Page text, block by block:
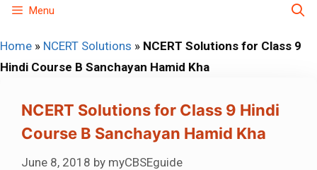
Skip
content
Menu
Home » NCERT Solutions » NCERT Solutions for Class 9
Hindi Course B Sanchayan Hamid Kha
NCERT Solutions for Class 9 Hindi
Course B Sanchayan Hamid Kha
June 8, 2018 by myCBSEguide